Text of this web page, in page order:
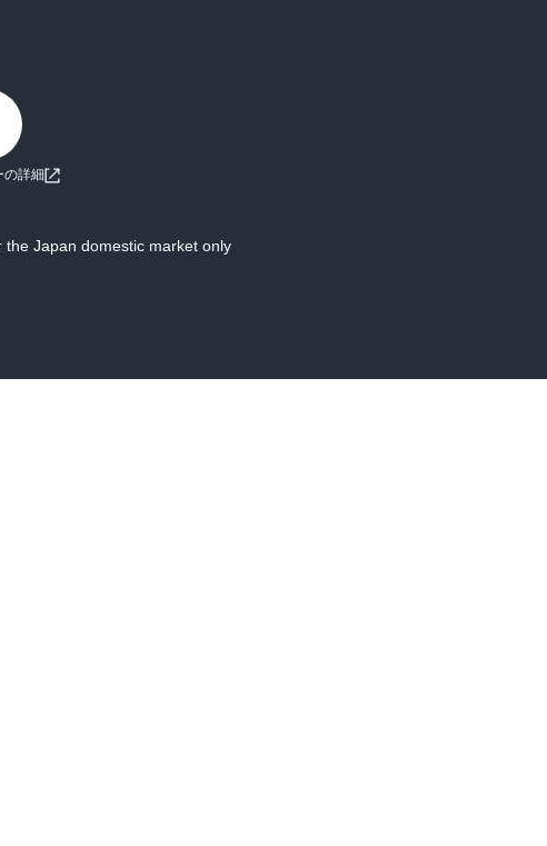
の詳細
Japan domestic market only